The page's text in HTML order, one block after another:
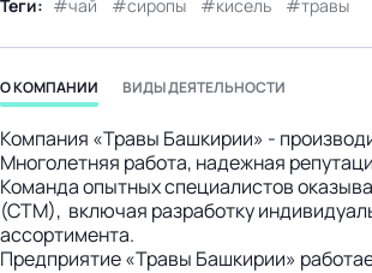
бизнес-центр
Теги: чай сиропы кисель травы
О КОМПАНИИ ВИДЫ ДЕЯТЕЛЬНОСТИ
Компания «Травы Башкирии» -
Многолетняя работа, надежная
Команда опытных специалистов
(СТМ), включая разработку
ассортимента.
Предприятие «Травы Башкирии»